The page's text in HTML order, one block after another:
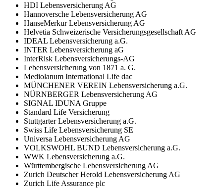
HDI Lebensversicherung AG
Hannoversche Lebensversicherung AG
HanseMerkur Lebensversicherung AG
Helvetia Schweizerische Versicherungsgesellschaft AG
IDEAL Lebensversicherung a.G.
INTER Lebensversicherung aG
InterRisk Lebensversicherungs-AG
Lebensversicherung von 1871 a. G.
Mediolanum International Life dac
MÜNCHENER VEREIN Lebensversicherung a.G.
NÜRNBERGER Lebensversicherung AG
SIGNAL IDUNA Gruppe
Standard Life Versicherung
Stuttgarter Lebensversicherung a.G.
Swiss Life Lebensversicherung SE
Universa Lebensversicherung AG
VOLKSWOHL BUND Lebensversicherung a.G.
WWK Lebensversicherung a.G.
Württembergische Lebensversicherung AG
Zurich Deutscher Herold Lebensversicherung AG
Zurich Life Assurance plc